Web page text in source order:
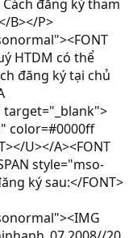
đăng ký tham
B></P>
HTDM có thể
đăng ký tại chủ
color=#0000ff
U></A><FONT
style="mso-
ký sau:</FONT>